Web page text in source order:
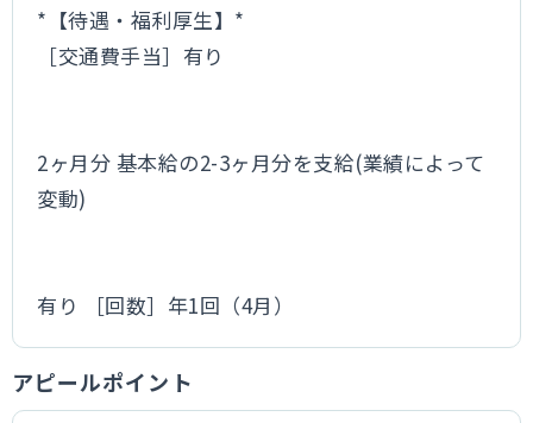
*【待遇・福利厚生】*
［交通費手当］有り
2ヶ月分 基本給の2-3ヶ月分を支給(業績によって
変動)
有り ［回数］年1回（4月）
アピールポイント